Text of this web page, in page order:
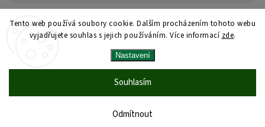
Tento web používá soubory cookie. Dalším procházením tohoto webu
vyjadřujete souhlas s jejich používáním. Více informací zde.
Nastavení
Odmítnout
Souhlasím
www.zdravivkosiku.cz
Upravit nastavení cookies
VytvořilShoptet | Design